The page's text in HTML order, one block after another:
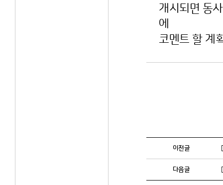
개시되면 동
에
코멘트 할 계
이전글
다음글